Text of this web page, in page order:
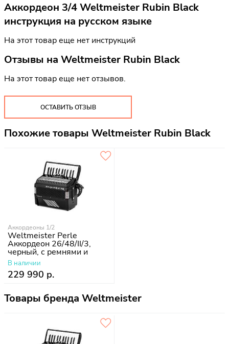
Аккордеон 3/4 Weltmeister Rubin Black
инструкция на русском языке
На этот товар еще нет инструкций
Отзывы на Weltmeister Rubin Black
На этот товар еще нет отзывов.
ОСТАВИТЬ ОТЗЫВ
Похожие товары Weltmeister Rubin Black
Аккордеоны 1/2
Weltmeister Perle
Аккордеон 26/48/II/3,
черный, с ремнями и
чехлом
В наличии
229 990 р.
Товары бренда Weltmeister